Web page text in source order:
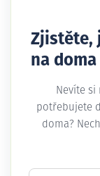
Zjistěte,
na
Nevíte
potřebujete
doma?